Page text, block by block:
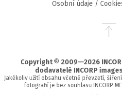
Osobní údaje /
Přejít
Copyright © 2009—2026
dodavatelé INCORP
Jakékoliv užití obsahu včetně převzetí,
fotografií je bez souhlasu INCORP